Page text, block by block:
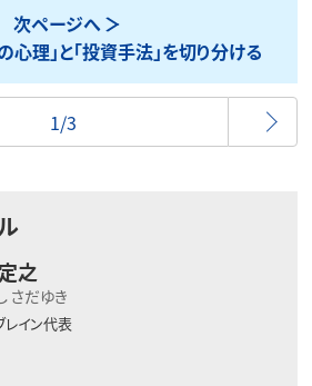
次ページへ
心理」と「投資手法」を切り分ける
1/3
之
さだゆき
レイン代表